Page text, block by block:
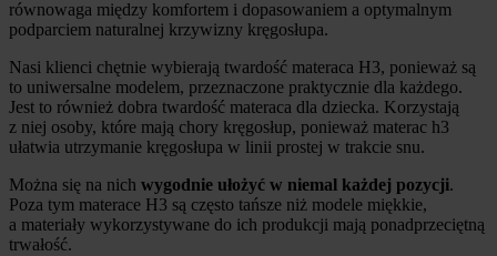
równowaga między komfortem i dopasowaniem a optymalnym
podparciem naturalnej krzywizny kręgosłupa.
Nasi klienci chętnie wybierają twardość materaca H3, ponieważ są
to uniwersalne modelem, przeznaczone praktycznie dla każdego.
Jest to również dobra twardość materaca dla dziecka. Korzystają
z niej osoby, które mają chory kręgosłup, ponieważ materac h3
ułatwia utrzymanie kręgosłupa w linii prostej w trakcie snu.
Można się na nich wygodnie ułożyć w niemal każdej pozycji.
Poza tym materace H3 są często tańsze niż modele miękkie,
a materiały wykorzystywane do ich produkcji mają ponadprzeciętną
trwałość.